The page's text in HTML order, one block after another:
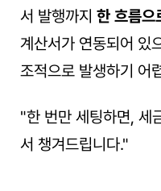
서 발행까지 한 흐름으
계산서가 연동되어 있
조적으로 발생하기 어
"한 번만 세팅하면, 세
서 챙겨드립니다."